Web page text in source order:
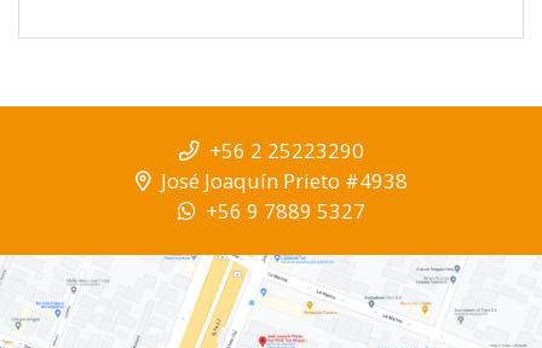
+56 2 25223290
José Joaquín Prieto #4938
+56 9 7889 5327